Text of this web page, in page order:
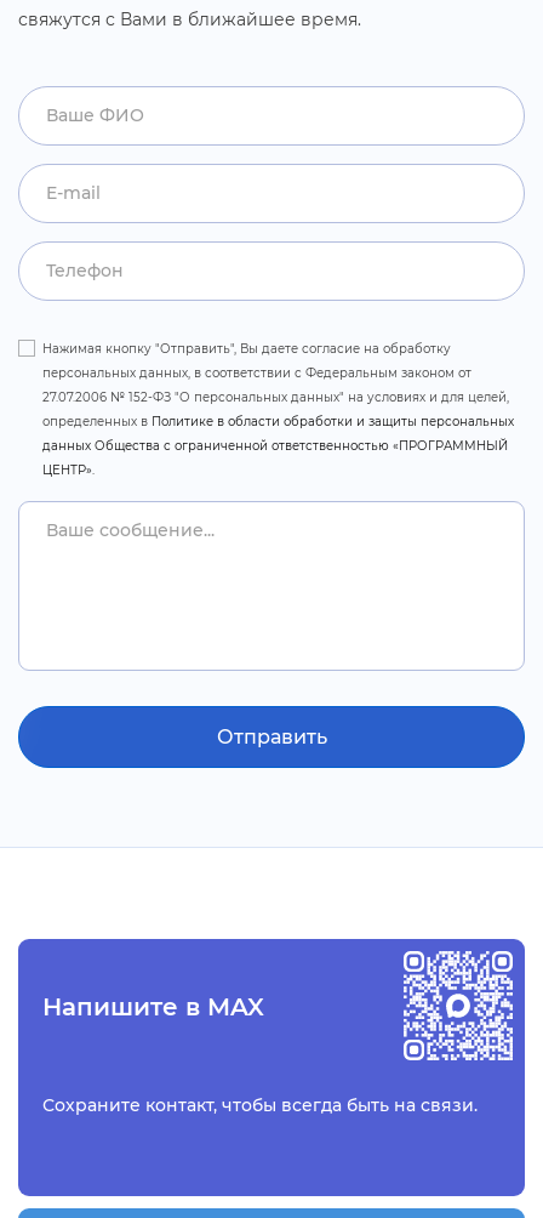
свяжутся с Вами лижайшее время.
Нажимая кнопку "Отправить", Вы даете согласие на обработку
персональных данных, в соответствии с Федеральным законом от
27.07.2006 № 152-ФЗ "О персональных данных" на условиях и для целей,
определенных Политике в области обработки и защиты персональных
данных Общества с ограниченной ответственностью «ПРОГРАММНЫЙ
ЦЕНТР».
Отправить
Напишите в MAX
Сохраните контакт, чтобы всегда быть на связи.